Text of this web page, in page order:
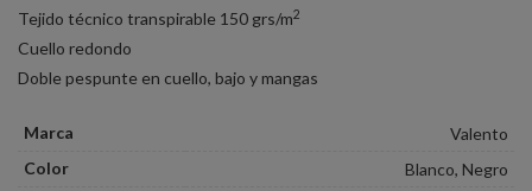
Tejido técnico transpirable 150 grs/m2
Cuello redondo
Doble pespunte en cuello, bajo y mangas
Marca
Valento
Color
Blanco, Negro